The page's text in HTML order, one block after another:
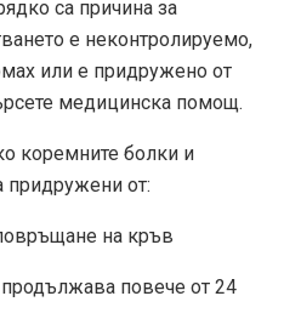
са причина за
е неконтролируемо,
или е придружено от
медицинска помощ.
коремните болки и
придружени от:
на кръв
повече от 24